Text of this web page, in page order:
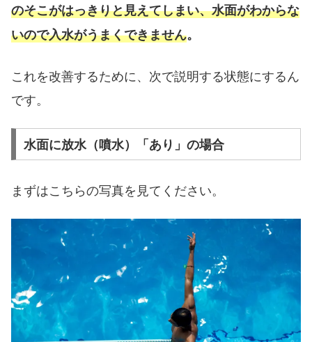
のそこがはっきりと見えてしまい、水面がわからな
いので入水がうまくできません。
これを改善するために、次で説明する状態にするん
です。
水面に放水（噴水）「あり」の場合
まずはこちらの写真を見てください。